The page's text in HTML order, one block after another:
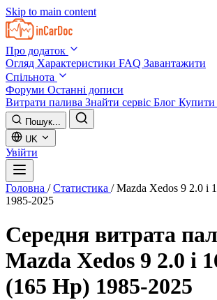
Skip to main content
Про додаток
Огляд Характеристики FAQ Завантажити
Спільнота
Форуми Останні дописи
Витрати палива Знайти сервіс Блог Купити
Пошук...
UK
Увійти
Головна / Статистика / Mazda Xedos 9 2.0 i
1985-2025
Середня витрата
Mazda Xedos 9 2.0 i
(165 Hp) 1985-2025